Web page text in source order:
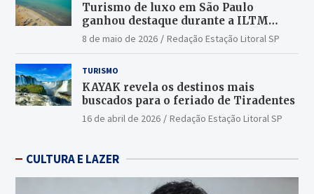
Turismo de luxo em São Paulo
ganhou destaque durante a ILTM
Latin America 2026
8 de maio de 2026 Redação Estação Litoral SP
TURISMO
KAYAK revela os destinos mais
buscados para o feriado de Tiradentes
16 de abril de 2026 Redação Estação Litoral SP
CULTURA E LAZER